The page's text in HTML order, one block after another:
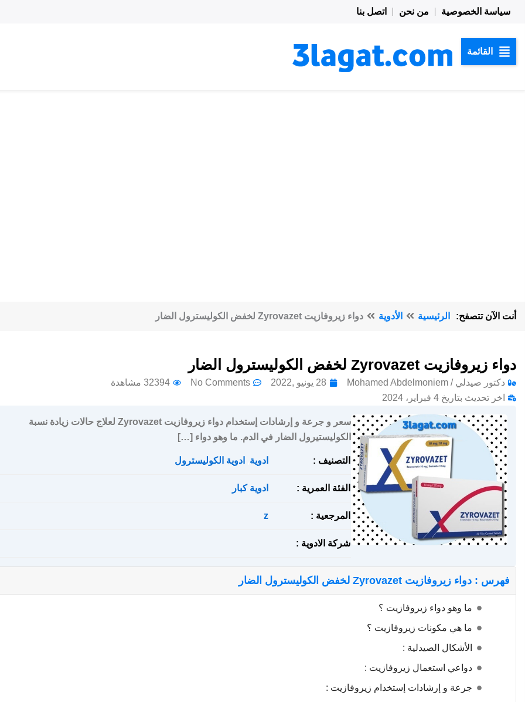
المحتوى
سياسة الخصوصية من نحن اتصل بنا
القائمة
أنت الآن تتصفح: الرئيسية الأدوية دواء زيروفازيت Zyrovazet لخفض الكوليسترول الضار
دواء زيروفازيت Zyrovazet لخفض الكوليسترول الضار
دكتور صيدلي / Mohamed Abdelmoniem 28 يونيو ,2022 No Comments
32394 مشاهدة
اخر تحديث بتاريخ 4 فبراير، 2024
سعر و جرعة و إرشادات إستخدام دواء زيروفازيت Zyrovazet لعلاج حالات زيادة نسبة
الكوليستيرول الضار في الدم. ما وهو دواء […]
التصنيف : ادوية ادوية الكوليسترول
الفئة العمرية : ادوية كبار
المرجعية : z
شركة الادوية :
فهرس : دواء زيروفازيت Zyrovazet لخفض الكوليسترول الضار
ما وهو دواء زيروفازيت ؟
ما هي مكونات زيروفازيت ؟
الأشكال الصيدلية :
دواعي استعمال زيروفازيت :
جرعة و إرشادات إستخدام زيروفازيت :